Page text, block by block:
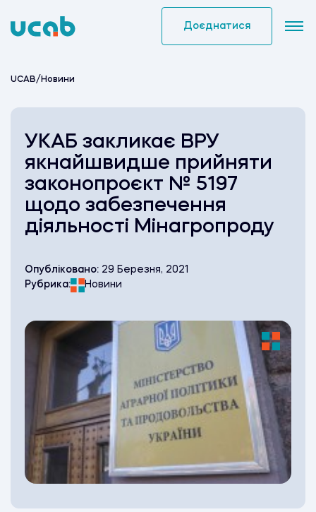
to
Доєднатися
UCAB/ Новини
УКАБ закликає ВРУ
якнайшвидше прийняти
законопроєкт № 5197
щодо забезпечення
діяльності Мінагропроду
Опубліковано: 29 Березня, 2021
Рубрика:
Новини